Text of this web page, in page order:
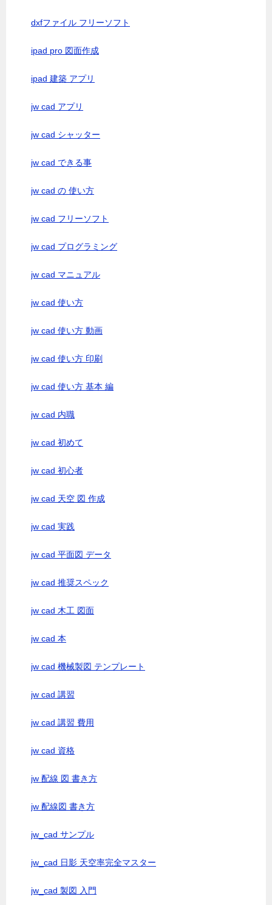
dxfファイル フリーソフト
ipad pro 図面作成
ipad 建築 アプリ
jw cad アプリ
jw cad シャッター
jw cad できる事
jw cad の 使い方
jw cad フリーソフト
jw cad プログラミング
jw cad マニュアル
jw cad 使い方
jw cad 使い方 動画
jw cad 使い方 印刷
jw cad 使い方 基本 編
jw cad 内職
jw cad 初めて
jw cad 初心者
jw cad 天空 図 作成
jw cad 実践
jw cad 平面図 データ
jw cad 推奨スペック
jw cad 木工 図面
jw cad 本
jw cad 機械製図 テンプレート
jw cad 講習
jw cad 講習 費用
jw cad 資格
jw 配線 図 書き方
jw 配線図 書き方
jw_cad サンプル
jw_cad 日影 天空率完全マスター
jw_cad 製図 入門